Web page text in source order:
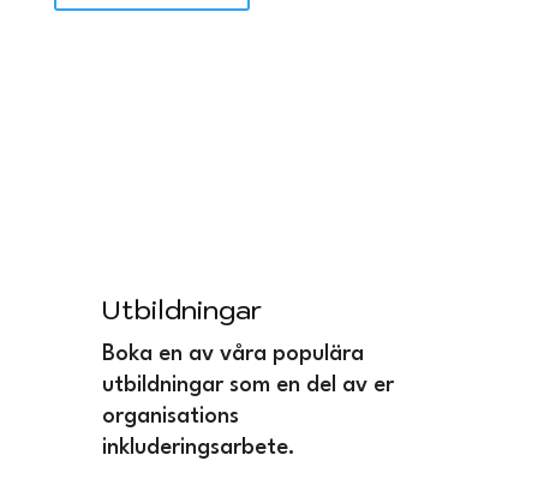
Utbildningar
Boka en av våra populära
utbildningar som en del av er
organisations
inkluderingsarbete.